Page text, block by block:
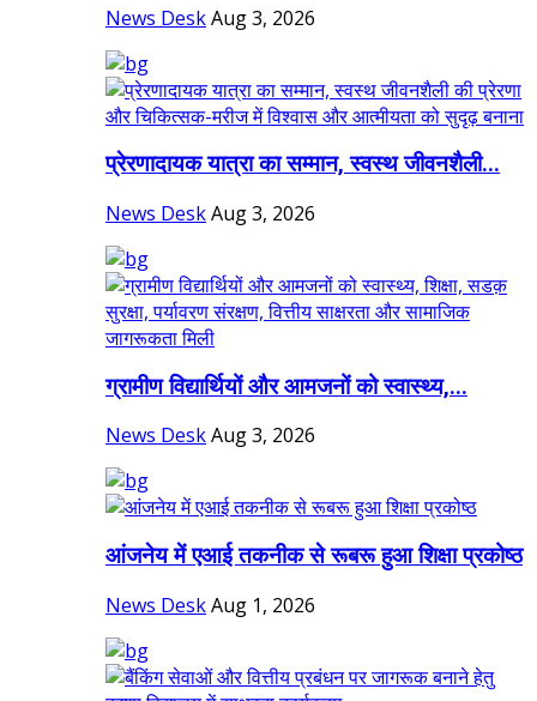
News DeskAug 3, 2026
प्रेरणादायक यात्रा का सम्मान, स्वस्थ जीवनशैली...
News DeskAug 3, 2026
ग्रामीण विद्यार्थियों और आमजनों को स्वास्थ्य,...
News DeskAug 3, 2026
आंजनेय में एआई तकनीक से रूबरू हुआ शिक्षा प्रकोष्ठ
News DeskAug 1, 2026